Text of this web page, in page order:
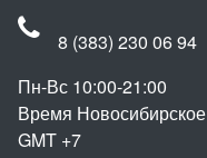
8 (383) 230 06 94
Пн-Вс 10:00-21:00
Время Новосибирское
GMT +7